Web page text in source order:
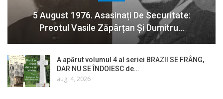
5 August 1976. Asasinați De Securitate:
Preotul Vasile Zăpârțan Și Dumitru…
A apărut volumul 4 al seriei BRAZII SE FRÂNG,
DAR NU SE ÎNDOIESC de…
aug. 4, 2026